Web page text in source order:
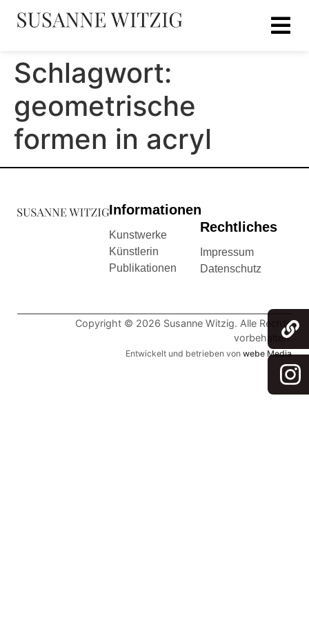
Schlagwort:
geometrische
formen in acryl
Informationen
Kunstwerke
Künstlerin
Publikationen
Rechtliches
Impressum
Datenschutz
Copyright © 2026 Susanne Witzig. Alle Rechte
vorbehalten.
Entwickelt und betrieben von webe Media